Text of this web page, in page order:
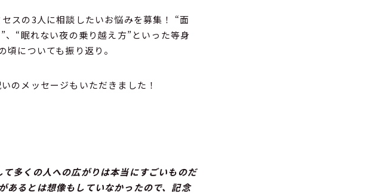
スの3人に相談したいお悩みを募集！ “面
“眠れない夜の乗り越え方”といった等身
についても振り返り。
のメッセージもいただきました！
多くの人への広がりは本当にすごいものだ
あるとは想像もしていなかったので、記念